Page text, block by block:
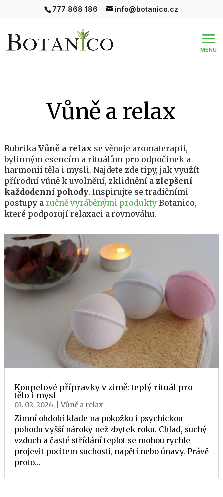
777 868 186 info@botanico.cz
Vůně a relax
Rubrika Vůně a relax se věnuje aromaterapii,
bylinným esencím a rituálům pro odpočinek a
harmonii těla i mysli. Najdete zde tipy, jak využít
přírodní vůně k uvolnění, zklidnění a zlepšení
každodenní pohody. Inspirujte se tradičními
postupy a ručně vyráběnými produktyBotanico,
které podporují relaxaci a rovnováhu.
Koupelové přípravky v zimě: teplý rituál pro
tělo i mysl
01. 02. 2026.|Vůně a relax
Zimní období klade na pokožku i psychickou
pohodu vyšší nároky než zbytek roku. Chlad, suchý
vzduch a časté střídání teplot se mohou rychle
projevit pocitem suchosti, napětí nebo únavy. Právě
proto...